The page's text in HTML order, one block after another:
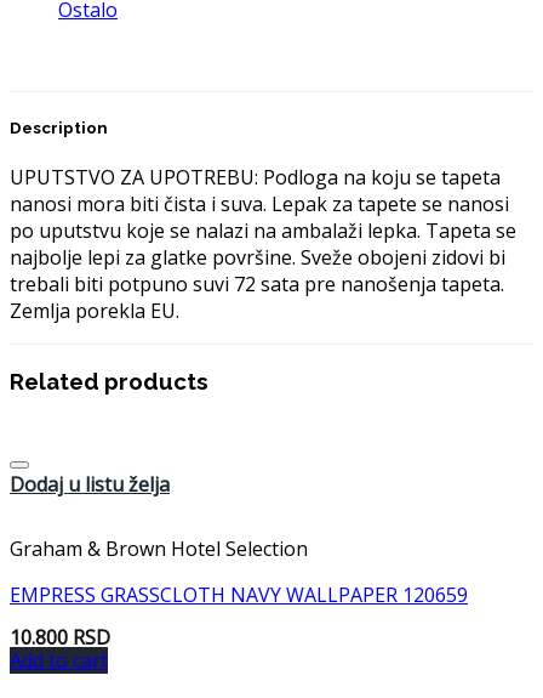
Ostalo
Description
UPUTSTVO ZA UPOTREBU: Podloga na koju se tapeta
nanosi mora biti čista i suva. Lepak za tapete se nanosi
po uputstvu koje se nalazi na ambalaži lepka. Tapeta se
najbolje lepi za glatke površine. Sveže obojeni zidovi bi
trebali biti potpuno suvi 72 sata pre nanošenja tapeta.
Zemlja porekla EU.
Related products
Dodaj u listu želja
Graham & Brown Hotel Selection
EMPRESS GRASSCLOTH NAVY WALLPAPER 120659
10.800 RSD
Add to cart